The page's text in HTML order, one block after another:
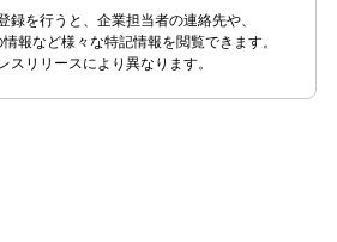
録を行うと、企業担当者の連絡先や、
報など様々な特記情報を閲覧できます。
スリリースにより異なります。